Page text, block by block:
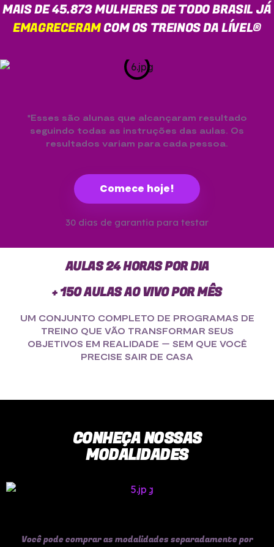
MAIS DE 45.873 MULHERES DE TODO BRASIL JÁ
EMAGRECERAMCOM OS TREINOS DA LÍVEL®
*Esses são alunas que alcançaram resultado
seguindo todas as instruções das aulas. Os
resultados variam para cada pessoa.
Comece hoje!
30 dias de garantia para testar
AULAS 24 HORAS POR DIA
+ 150 AULAS AO VIVO POR MÊS
UM CONJUNTO COMPLETO DE PROGRAMAS DE
TREINO QUE VÃO TRANSFORMAR SEUS
OBJETIVOS EM REALIDADE ー SEM QUE VOCÊ
PRECISE SAIR DE CASA
CONHEÇA NOSSAS
MODALIDADES
Você pode comprar as modalidades separadamente por